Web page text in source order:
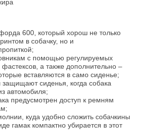
600, который хорош не только
в собачку, но и
с помощью регулируемых
фастексов, а также дополнительно –
вставляются в само сиденье;
сиденья, когда собака
автомобиля;
предусмотрен доступ к ремням
куда удобно сложить собачкины
гамак компактно убирается в этот